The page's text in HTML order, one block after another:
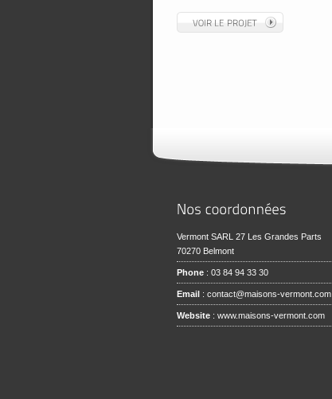
Vermont SARL 27 Les Grandes Parts
70270 Belmont
Phone : 03 84 94 33 30
Email : contact@maisons-vermont.com
Website : www.maisons-vermont.com